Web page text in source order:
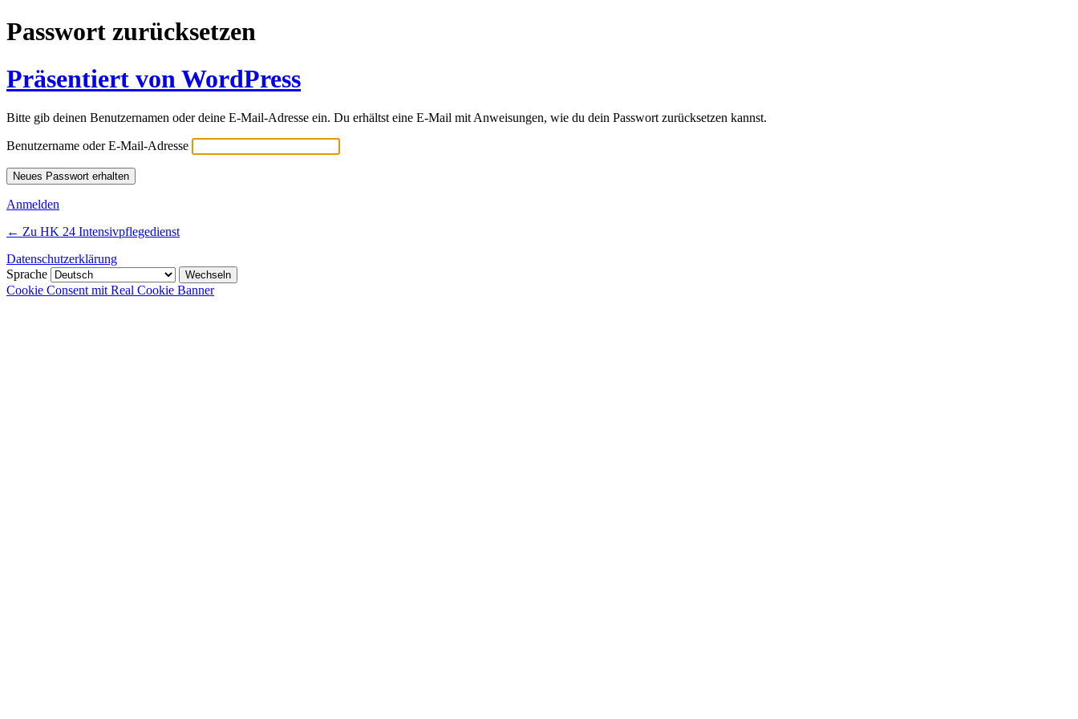
Passwort zurücksetzen
Präsentiert von WordPress
Bitte gib deinen Benutzernamen oder deine E-Mail-Adresse ein. Du erhältst eine E-Mail mit Anweisungen, wie du dein Passwort zurücksetzen kannst.
Benutzername oder E-Mail-Adresse
Anmelden
← Zu HK 24 Intensivpflegedienst
Datenschutzerklärung
Sprache
Cookie Consent mit Real Cookie Banner